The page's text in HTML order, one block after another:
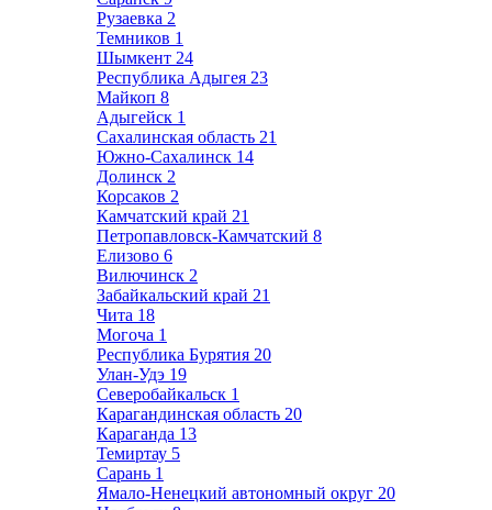
Рузаевка 2
Темников 1
Шымкент 24
Республика Адыгея 23
Майкоп 8
Адыгейск 1
Сахалинская область 21
Южно-Сахалинск 14
Долинск 2
Корсаков 2
Камчатский край 21
Петропавловск-Камчатский 8
Елизово 6
Вилючинск 2
Забайкальский край 21
Чита 18
Могоча 1
Республика Бурятия 20
Улан-Удэ 19
Северобайкальск 1
Карагандинская область 20
Караганда 13
Темиртау 5
Сарань 1
Ямало-Ненецкий автономный округ 20